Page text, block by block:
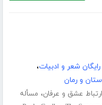
شعر و ادبیات،
و رمان
ارتباط عشق و عرفان، مسأله